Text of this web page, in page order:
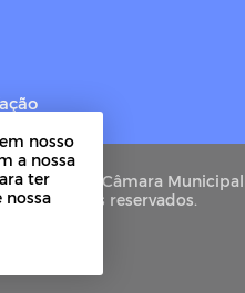
Câmara Municipal
os direitos reservados.
nosso
a nossa
ter
nossa